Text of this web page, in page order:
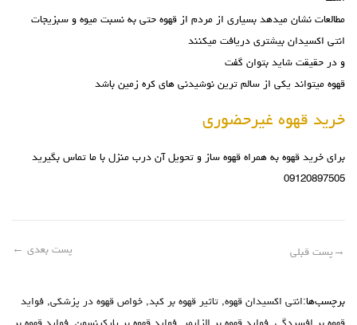
مطالعات نشان میدهد بسیاری از مردم از قهوه حتی به نسبت میوه و سبزیجات
انتی اکسیدان بیشتری دریافت میکنند
و در حقیقت شاید بتوان گفت
قهوه میتواند یکی از سالم ترین نوشیدنی های کره زمین باشد
خرید قهوه غیرحضوری
برای خرید قهوه به همراه قهوه ساز و تحویل آن درب منزل با ما تماس بگیرید
09120897505
→ پست قبلی پست بعدی ←
برچسب‌ها:انتی اکسیدان قهوه, تاثیر قهوه بر کبد, خواص قهوه در پزشکی, فواید